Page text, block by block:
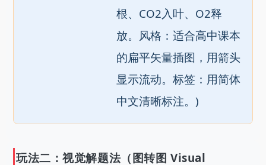
根、CO2入叶、O2释
放。风格：适合高中课本
的扁平矢量插图，用箭头
显示流动。标签：用简体
中文清晰标注。)
玩法二：视觉解题法（图转图 Visual